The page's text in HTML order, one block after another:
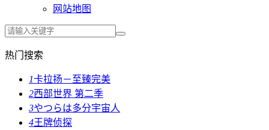
网站地图
热门搜索
1卡拉扬－至臻完美
2西部世界 第二季
3やつらは多分宇宙人
4王牌侦探